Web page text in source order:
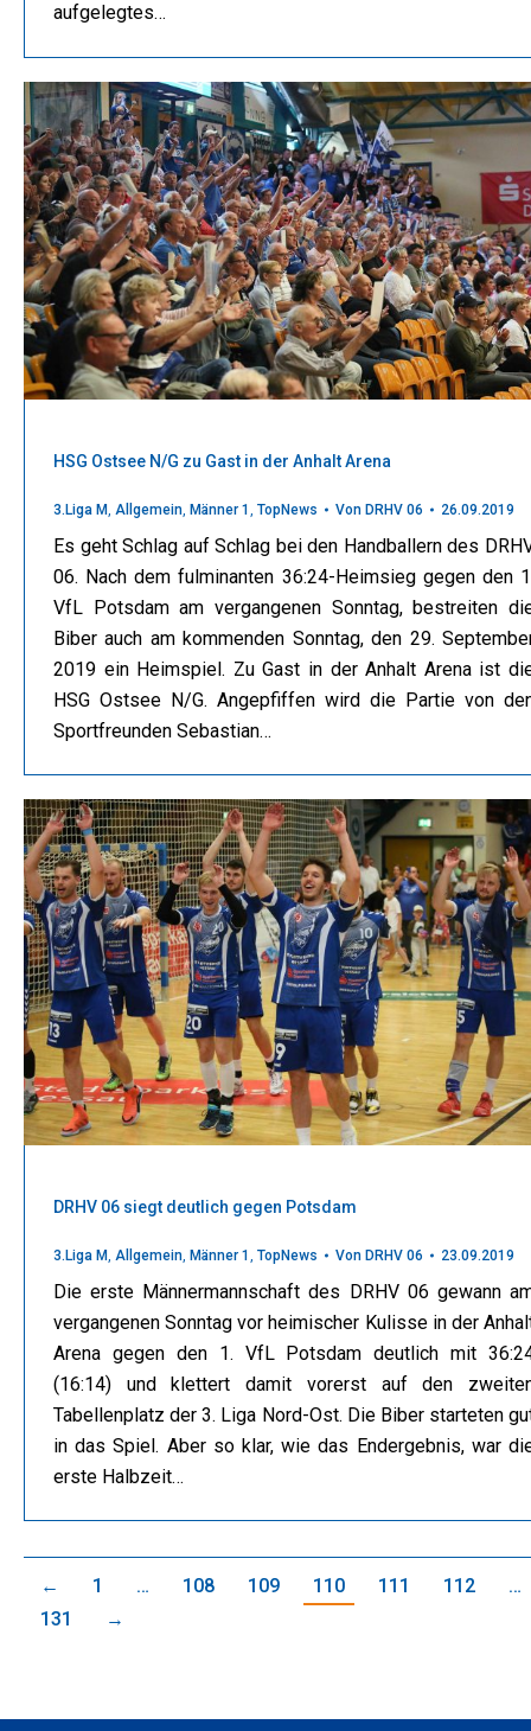
aufgelegtes…
HSG Ostsee N/G zu Gast in der Anhalt Arena
3.Liga M Allgemein Männer 1 TopNews Von DRHV 06 26.09.2019
Es geht Schlag auf Schlag bei den Handballern des
06. Nach dem fulminanten 36:24-Heimsieg gegen den
VfL Potsdam am vergangenen Sonntag, bestreiten
Biber auch am kommenden Sonntag, den 29.
2019 ein Heimspiel. Zu Gast in der Anhalt Arena ist
HSG Ostsee N/G. Angepfiffen wird die Partie von
Sportfreunden Sebastian…
DRHV 06 siegt deutlich gegen Potsdam
3.Liga M Allgemein Männer 1 TopNews Von DRHV 06 23.09.2019
Die erste Männermannschaft des DRHV 06 gewann
vergangenen Sonntag vor heimischer Kulisse in der
Arena gegen den 1. VfL Potsdam deutlich mit
(16:14) und klettert damit vorerst auf den
Tabellenplatz der 3. Liga Nord-Ost. Die Biber starteten
in das Spiel. Aber so klar, wie das Endergebnis, war
erste Halbzeit…
← 1 … 108 109 110 111 112
…
131
→